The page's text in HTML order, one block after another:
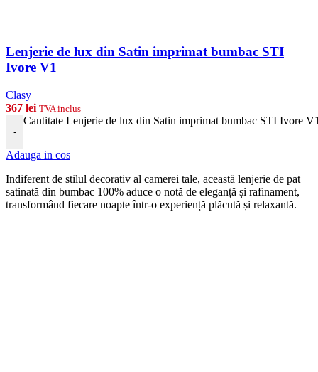
Lenjerie de lux din Satin imprimat bumbac STI
Ivore V1
Clasy
367 lei TVA inclus
-
Cantitate Lenjerie de lux din Satin imprimat bumbac STI Ivore
Adauga in cos
Indiferent de stilul decorativ al camerei tale, această lenjerie de pat
satinată din bumbac 100% aduce o notă de eleganță și rafinament,
transformând fiecare noapte într-o experiență plăcută și relaxantă.